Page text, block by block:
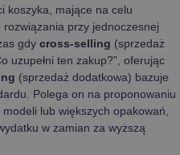
koszyka, mające na celu
przy jednoczesnej
gdy cross-selling (sprzedaż
uzupełni ten zakup?”, oferując
(sprzedaż dodatkowa) bazuje
Polega on na proponowaniu
lub większych opakowań,
w zamian za wyższą